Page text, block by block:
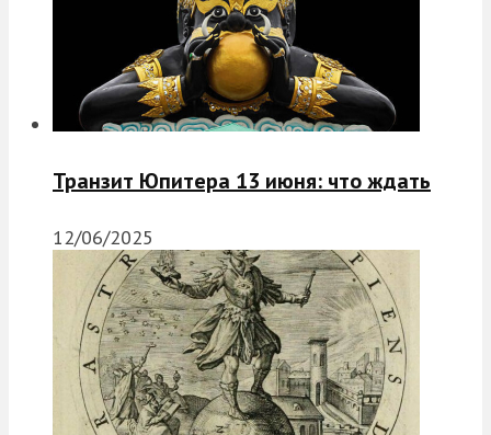
Транзит Юпитера 13 июня: что ждать
12/06/2025